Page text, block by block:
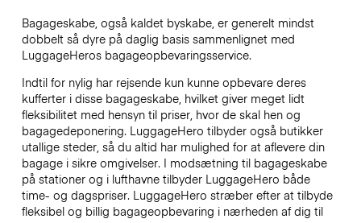
Bagageskabe, også kaldet byskabe, er generelt mindst
dobbelt så dyre på daglig basis sammenlignet med
LuggageHeros bagageopbevaringsservice.
Indtil for nylig har rejsende kun kunne opbevare deres
kufferter i disse bagageskabe, hvilket giver meget lidt
fleksibilitet med hensyn til priser, hvor de skal hen og
bagagedeponering. LuggageHero tilbyder også butikker
utallige steder, så du altid har mulighed for at aflevere din
bagage i sikre omgivelser. I modsætning til bagageskabe
på stationer og i lufthavne tilbyder LuggageHero både
time- og dagspriser. LuggageHero stræber efter at tilbyde
fleksibel og billig bagageopbevaring i nærheden af dig til